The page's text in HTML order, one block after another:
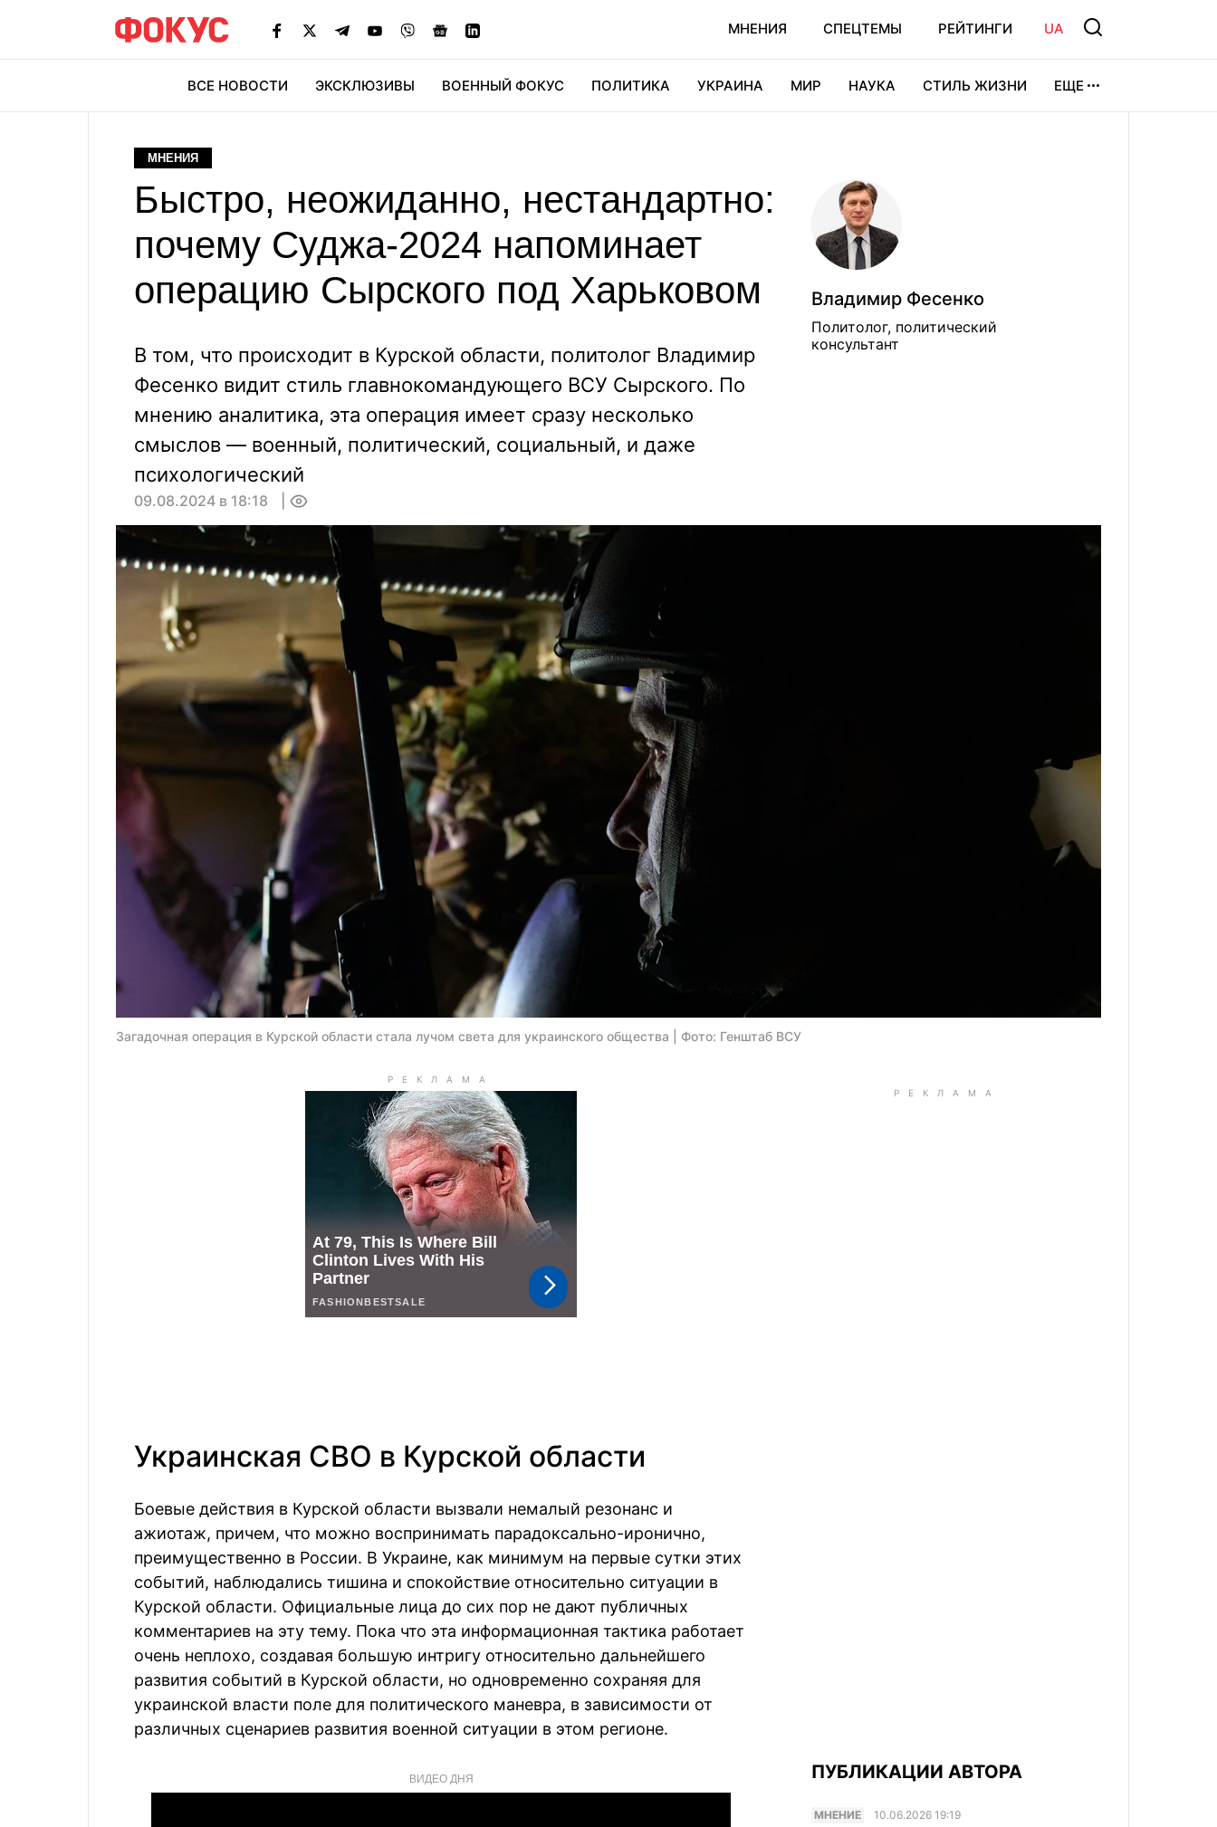
МНЕНИЯ СПЕЦТЕМЫ РЕЙТИНГИ UA
ВСЕ НОВОСТИ ЭКСКЛЮЗИВЫ ВОЕННЫЙ ФОКУС ПОЛИТИКА УКРАИНА МИР НАУКА СТИЛЬ ЖИЗНИ ЕЩЕ
МНЕНИЯ
Быстро, неожиданно, нестандартно:
почему Суджа-2024 напоминает
операцию Сырского под Харьковом
В том, что происходит в Курской области, политолог Владимир
Фесенко видит стиль главнокомандующего ВСУ Сырского. По
мнению аналитика, эта операция имеет сразу несколько
смыслов — военный, политический, социальный, и даже
психологический
Владимир Фесенко
Политолог, политический
консультант
09.08.2024 в 18:18
Загадочная операция в Курской области стала лучом света для украинского общества | Фото: Генштаб ВСУ
Украинская СВО в Курской области
Боевые действия в Курской области вызвали немалый резонанс и
ажиотаж, причем, что можно воспринимать парадоксально-иронично,
преимущественно в России. В Украине, как минимум на первые сутки этих
событий, наблюдались тишина и спокойствие относительно ситуации в
Курской области. Официальные лица до сих пор не дают публичных
комментариев на эту тему. Пока что эта информационная тактика работает
очень неплохо, создавая большую интригу относительно дальнейшего
развития событий в Курской области, но одновременно сохраняя для
украинской власти поле для политического маневра, в зависимости от
различных сценариев развития военной ситуации в этом регионе.
ВИДЕО ДНЯ ПУБЛИКАЦИИ АВТОРА
МНЕНИЕ 10.06.2026 19:19